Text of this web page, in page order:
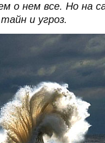
о нем все. Но на
и угроз.